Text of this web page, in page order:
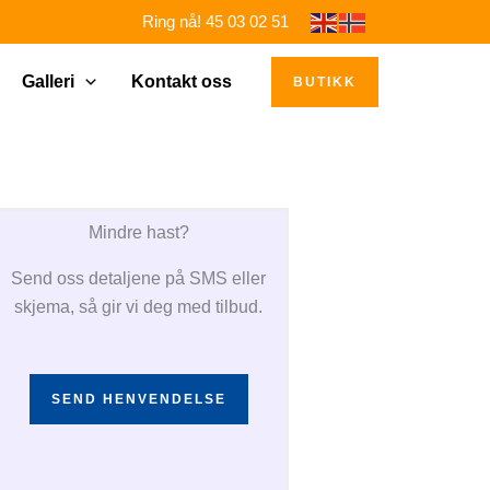
Ring nå! 45 03 02 51
Galleri Kontakt oss BUTIKK
Mindre hast?
Send oss detaljene på SMS eller
skjema, så gir vi deg med tilbud.
SEND HENVENDELSE